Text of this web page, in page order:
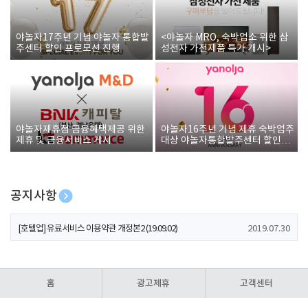
야놀자17주년 기념 야놀자 통합발
주센터 할인 프로모션 진행
<야놀자 MRO, 숙박업소 위한 삼
성전자 가전제품 특가 개시>
야놀자제휴점 금융혜택제공 위한
제휴 및 금융서비스 게시
야놀자16주년 기념 제휴 숙박업주
대상 야놀자통합발주센터 할인쿠
폰 증정
공지사항
[호텔업] 개인정보 처리방침 개정본1 (19.09.02)
[호텔업] 유료서비스 이용약관 개정본2 (19.09.02) 2019.07.30
홈 광고제휴 고객센터